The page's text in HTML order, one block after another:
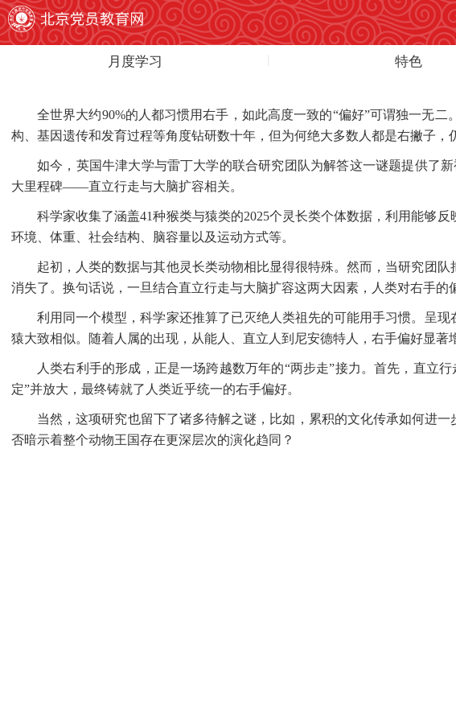
月度学习 特色
全世界大约90%的人都习惯用右手，如此高度一致的“偏好”可谓独一无
构、基因遗传和发育过程等角度钻研数十年，但为何绝大多数人都是右撇子，
如今，英国牛津大学与雷丁大学的联合研究团队为解答这一谜题提供了
大里程碑——直立行走与大脑扩容相关。
科学家收集了涵盖41种猴类与猿类的2025个灵长类个体数据，利用能够
环境、体重、社会结构、脑容量以及运动方式等。
起初，人类的数据与其他灵长类动物相比显得很特殊。然而，当研究团
消失了。换句话说，一旦结合直立行走与大脑扩容这两大因素，人类对右手的
利用同一个模型，科学家还推算了已灭绝人类祖先的可能用手习惯。呈
猿大致相似。随着人属的出现，从能人、直立人到尼安德特人，右手偏好显著
人类右利手的形成，正是一场跨越数万年的“两步走”接力。首先，直立
定”并放大，最终铸就了人类近乎统一的右手偏好。
当然，这项研究也留下了诸多待解之谜，比如，累积的文化传承如何进
否暗示着整个动物王国存在更深层次的演化趋同？